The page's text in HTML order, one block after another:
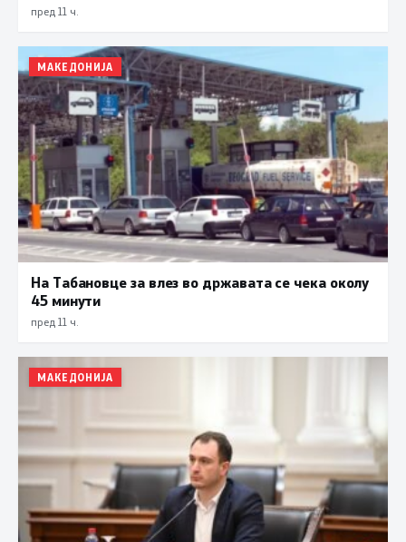
пред 11 ч.
МАКЕДОНИЈА
На Табановце за влез во државата се чека околу
45 минути
пред 11 ч.
МАКЕДОНИЈА